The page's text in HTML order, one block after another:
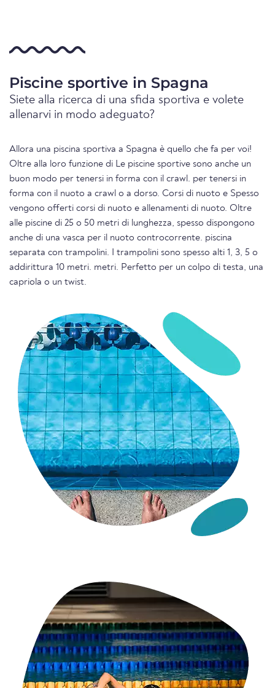
Piscine sportive in Spagna
Siete alla ricerca di una sfida sportiva e volete
allenarvi in modo adeguato?
Allora una piscina sportiva a Spagna è quello che fa per voi!
Oltre alla loro funzione di Le piscine sportive sono anche un
buon modo per tenersi in forma con il crawl. per tenersi in
forma con il nuoto a crawl o a dorso. Corsi di nuoto e Spesso
vengono offerti corsi di nuoto e allenamenti di nuoto. Oltre
alle piscine di 25 o 50 metri di lunghezza, spesso dispongono
anche di una vasca per il nuoto controcorrente. piscina
separata con trampolini. I trampolini sono spesso alti 1, 3, 5 o
addirittura 10 metri. metri. Perfetto per un colpo di testa, una
capriola o un twist.